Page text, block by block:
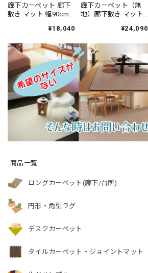
商品一覧
ロングカーペット(廊下/台所)
円形・角型ラグ
デスクカーペット
タイルカーペット・ジョイントマット
廊下カーペット 廊下
敷き マット 幅90cm×
全の「SEK 抗ウイル
加工」雰囲気のある
杢調 無地 ループタイ
プ 全5色 防炎ラベル
付『アスフューチャ
ー/FUT』
¥18,040
廊下カーペット（無
地）廊下敷き マット
薄型タイプでドアに
高い耐久性と強力な
はっ水・はつ油性の
防汚ラグ 防炎ラベル
付『アスシャリオ
2/CRO』
¥24,090